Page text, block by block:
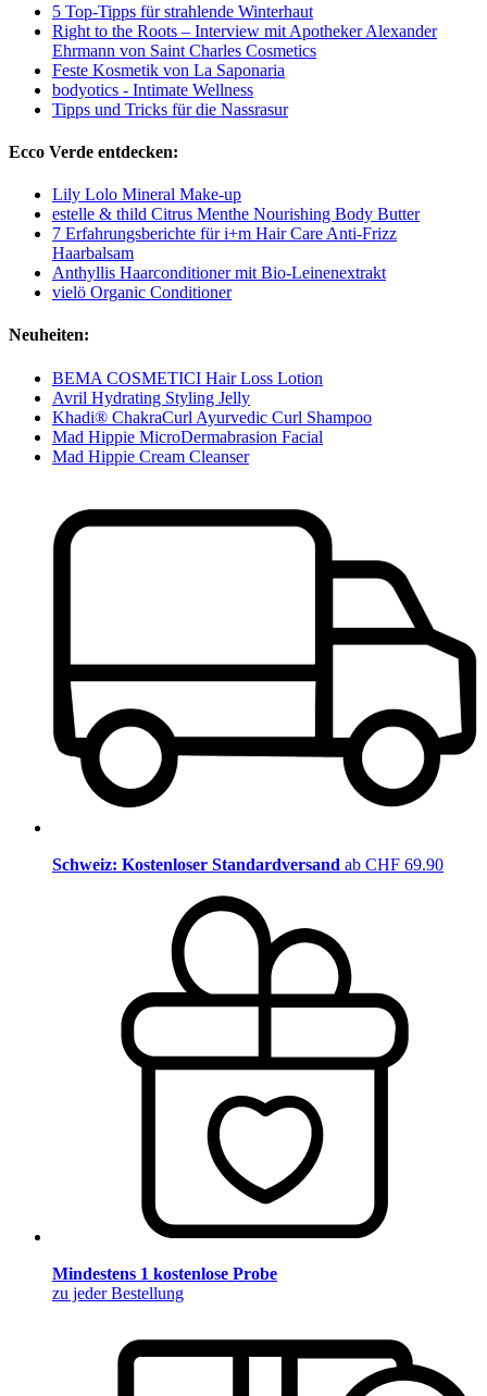
5 Top-Tipps für strahlende Winterhaut
Right to the Roots – Interview mit Apotheker Alexander
Ehrmann von Saint Charles Cosmetics
Feste Kosmetik von La Saponaria
bodyotics - Intimate Wellness
Tipps und Tricks für die Nassrasur
Ecco Verde entdecken:
Lily Lolo Mineral Make-up
estelle & thild Citrus Menthe Nourishing Body Butter
7 Erfahrungsberichte für i+m Hair Care Anti-Frizz
Haarbalsam
Anthyllis Haarconditioner mit Bio-Leinenextrakt
vielö Organic Conditioner
Neuheiten:
BEMA COSMETICI Hair Loss Lotion
Avril Hydrating Styling Jelly
Khadi® ChakraCurl Ayurvedic Curl Shampoo
Mad Hippie MicroDermabrasion Facial
Mad Hippie Cream Cleanser
Schweiz: Kostenloser Standardversand ab CHF 69.90
Mindestens 1 kostenlose Probe
zu jeder Bestellung